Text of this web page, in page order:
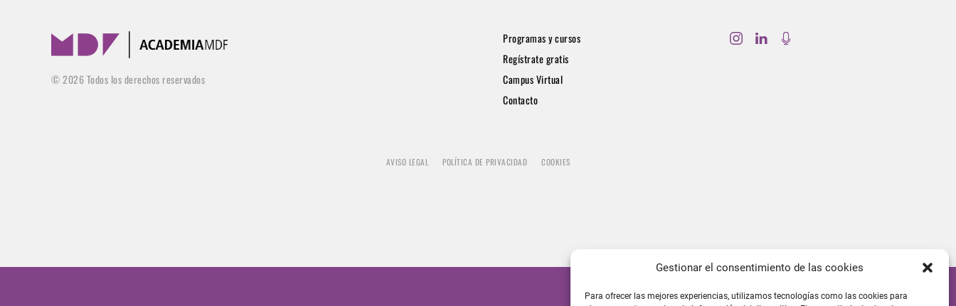
Gestionar el consentimiento de las cookies
Para ofrecer las mejores experiencias, utilizamos tecnologías como las cookies para
©2026Todos los derechos reservados
Programas y cursos
Regístrate gratis
Campus Virtual
Contacto
AVISO LEGAL POLÍTICA DE PRIVACIDAD COOKIES